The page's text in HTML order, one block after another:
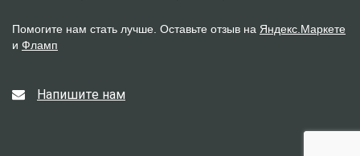
Помогите нам стать лучше. Оставьте отзыв на Яндекс.Маркете
и Фламп
Напишите нам